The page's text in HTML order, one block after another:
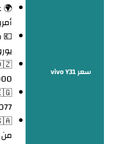
سعر vivo Y31
39,000
8,077
من 637 ريال